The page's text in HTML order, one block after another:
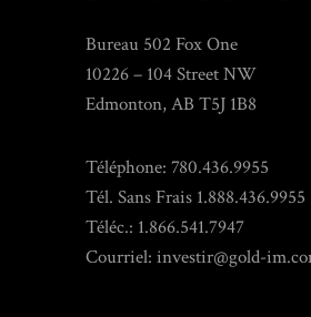
Téléphone: 780.436.9955
Tél. Sans Frais 1.888.436.9955
Courriel:investir@gold-im.com